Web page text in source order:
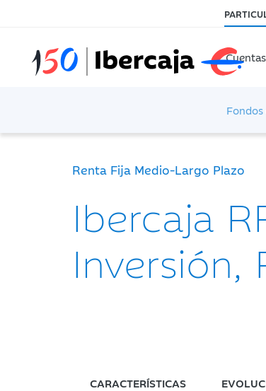
Renta Fija Medio-Largo Plazo
Ibercaja
Inversión,
CARACTERÍSTICAS